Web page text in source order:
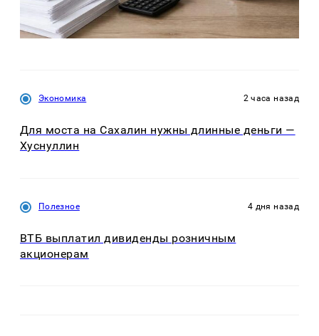
Экономика 2 часа назад
Для моста на Сахалин нужны длинные деньги —
Хуснуллин
Полезное 4 дня назад
ВТБ выплатил дивиденды розничным
акционерам